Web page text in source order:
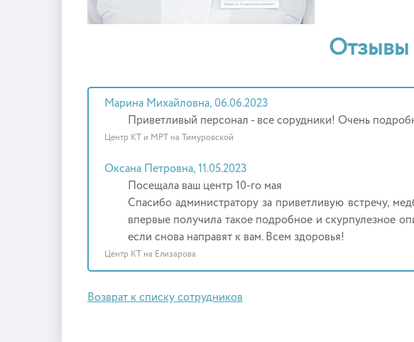
Отзывы
Марина Михайловна, 06.06.2023
Приветливый персонал - все сорудники! Очень
Центр КТ и МРТ на Тимуровской
Оксана Петровна, 11.05.2023
Посещала ваш центр 10-го мая
Спасибо администратору за приветливую встречу,
впервые получила такое подробное и скурпулезное
если снова направят к вам. Всем здоровья!
Центр КТ на Елизарова
Возврат к списку сотрудников